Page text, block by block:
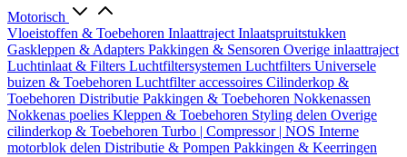
Motorisch
Vloeistoffen & Toebehoren Inlaattraject Inlaatspruitstukken
Gaskleppen & Adapters Pakkingen & Sensoren Overige inlaattraject
Luchtinlaat & Filters Luchtfiltersystemen Luchtfilters Universele
buizen & Toebehoren Luchtfilter accessoires Cilinderkop &
Toebehoren Distributie Pakkingen & Toebehoren Nokkenassen
Nokkenas poelies Kleppen & Toebehoren Styling delen Overige
cilinderkop & Toebehoren Turbo | Compressor | NOS Interne
motorblok delen Distributie & Pompen Pakkingen & Keerringen